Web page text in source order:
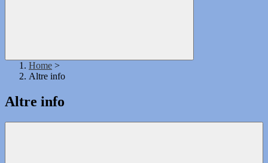
Home >
Altre info
Altre info